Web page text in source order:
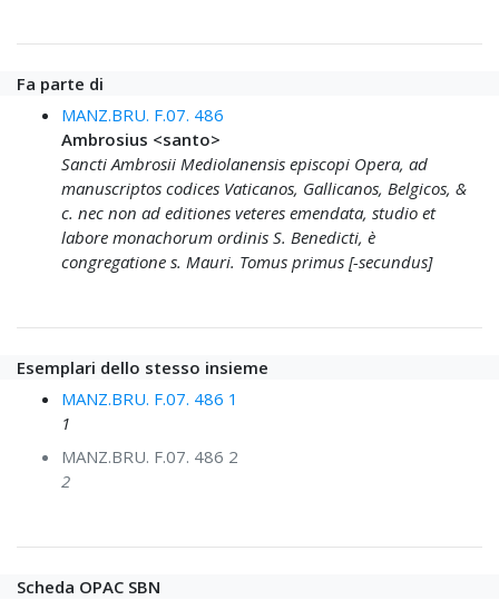
Fa parte di
MANZ.BRU. F.07. 486
Ambrosius <santo>
Sancti Ambrosii Mediolanensis episcopi Opera, ad
manuscriptos codices Vaticanos, Gallicanos, Belgicos, &
c. nec non ad editiones veteres emendata, studio et
labore monachorum ordinis S. Benedicti, è
congregatione s. Mauri. Tomus primus [-secundus]
Esemplari dello stesso insieme
MANZ.BRU. F.07. 486 1
1
MANZ.BRU. F.07. 486 2
2
Scheda OPAC SBN